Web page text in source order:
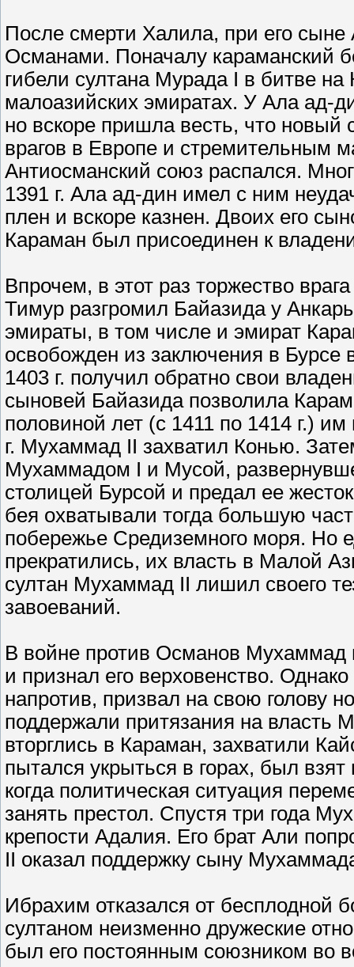
После смерти Халила, при его
Османами. Поначалу караманский
гибели султана Мурада I в битве
малоазийских эмиратах. У Ала ад-
но вскоре пришла весть, что новый
врагов в Европе и
Антиосманский союз распался.
1391 г. Ала ад-дин имел с ним
плен и вскоре казнен. Двоих его
Караман был присоединен к
Впрочем, в этот раз торжество
Тимур разгромил Байазида у
эмираты, в том числе и эмират
освобожден из заключения в
1403 г. получил обратно свои
сыновей Байазида позволила
половиной лет (с 1411 по 1414 г.)
г. Мухаммад II захватил Конью.
Мухаммадом I и Мусой,
столицей Бурсой и предал ее
бея охватывали тогда большую
побережье Средиземного моря. Но
прекратились, их власть в Малой
султан Мухаммад II лишил своего
завоеваний.
В войне против Османов Мухаммад
и признал его верховенство.
напротив, призвал на свою голову
поддержали притязания на власть
вторглись в Караман, захватили
пытался укрыться в горах, был
когда политическая ситуация
занять престол. Спустя три года
крепости Адалия. Его брат Али
II оказал поддержку сыну
Ибрахим отказался от
султаном неизменно дружеские
был его постоянным союзником во